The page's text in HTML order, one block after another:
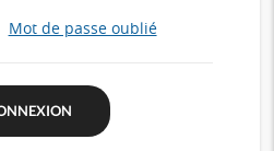
Mot de passe oublié